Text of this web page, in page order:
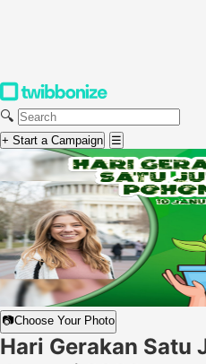
🔍
+ Start a Campaign ☰
📷Choose Your Photo
Hari Gerakan Satu